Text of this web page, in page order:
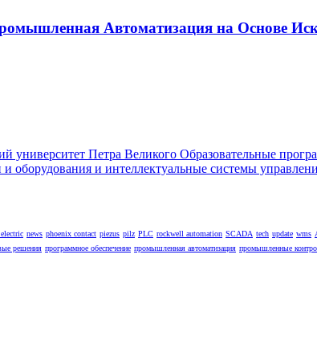
Автоматизация на Основе
news phoenix contact piezus pilz PLC rockwell automation SCADA tech update wms
решения программное обеспечение промышленная автоматизация промышленные